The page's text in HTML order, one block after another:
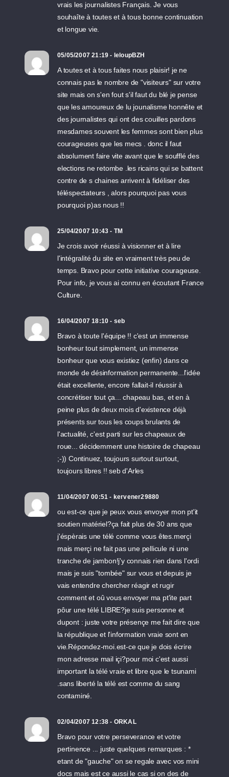
vrais les journalistes Français. Je vous
souhaîte à toutes et à tous bonne continuation
et longue vie.
05/05/2007 21:19 - leloupBZH
A toutes et à tous faites nous plaisir! je ne
connais pas le nombre de "visiteurs" sur votre
site mais on s'en fout s'il faut du blé je pense
que les amoureux de lu jounalisme honnête et
des journalistes qui ont des couilles pardons
mesdames souvent les femmes sont bien plus
courageuses que les mecs . donc il faut
absolument faire vite avant que le soufflé des
elections ne retombe .les ricains qui se battent
contre de s chaines arrivent à fidéliser des
téléspectateurs , alors pourquoi pas vous
pourquoi p)as nous !!
25/04/2007 10:43 - TM
Je crois avoir réussi à visionner et à lire
l'intégralité du site en vraiment très peu de
temps. Bravo pour cette initiative courageuse.
Pour info, je vous ai connu en écoutant France
Culture.
16/04/2007 18:10 - seb
Bravo à toute l'équipe !! c'est un immense
bonheur tout simplement, un immense
bonheur que vous existiez (enfin) dans ce
monde de désinformation permanente...l'idée
était excellente, encore fallait-il réussir à
concrétiser tout ça... chapeau bas, et en à
peine plus de deux mois d'existence déjà
présents sur tous les coups brulants de
l'actualité, c'est parti sur les chapeaux de
roue... décidemment une histoire de chapeau
;-)) Continuez, toujours surtout surtout,
toujours libres !! seb d'Arles
11/04/2007 00:51 - kervener29880
ou est-ce que je peux vous envoyer mon pt'it
soutien matériel?ça fait plus de 30 ans que
j'éspèrais une télé comme vous êtes.merçi
mais merçi ne fait pas une pellicule ni une
tranche de jambon!j'y connais rien dans l'ordi
mais je suis "tombée" sur vous et depuis je
vais entendre chercher réagir et rugir
comment et oû vous envoyer ma pt'ite part
pôur une télé LIBRE?je suis personne et
dupont : juste votre présençe me fait dire que
la république et l'information vraie sont en
vie.Répondez-moi.est-ce que je dois écrire
mon adresse mail içi?pour moi c'est aussi
important la télé vraie et libre que le tsunami
.sans liberté la télé est comme du sang
contaminé.
02/04/2007 12:38 - ORKAL
Bravo pour votre perseverance et votre
pertinence ... juste quelques remarques : *
etant de "gauche" on se regale avec vos mini
docs mais est ce aussi le cas si on des de